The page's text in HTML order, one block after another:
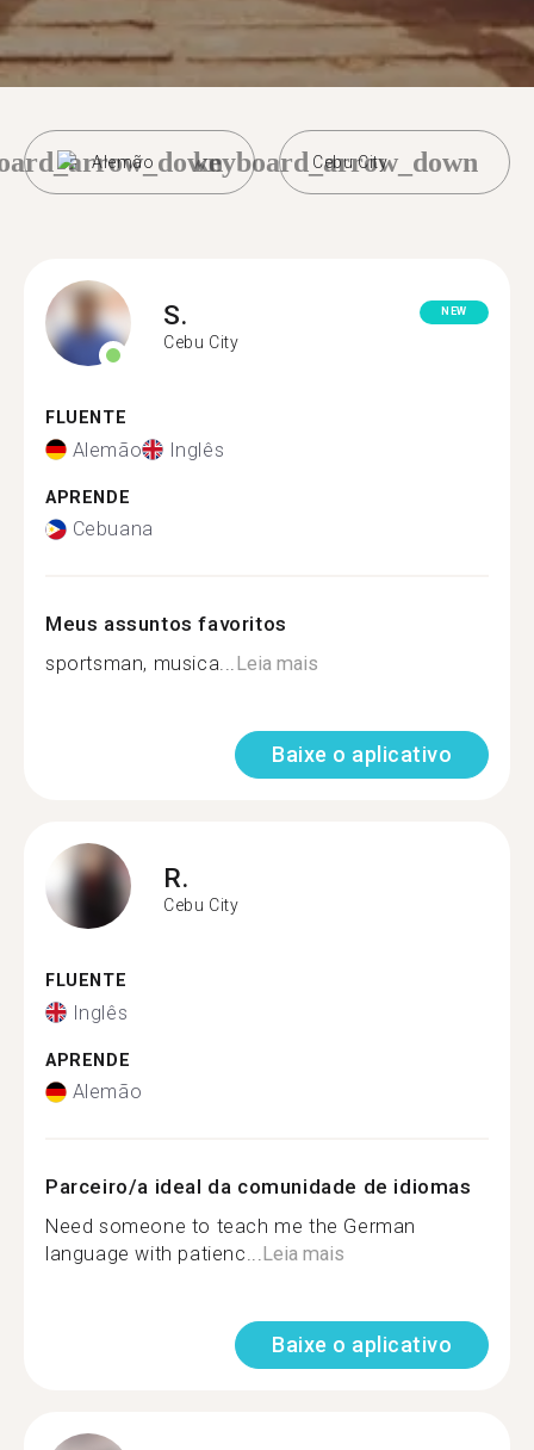
Alemão Cebu City
keyboard_arrow_down
S.
Cebu City
NEW
FLUENTE
Alemão Inglês
APRENDE
Cebuana
Meus assuntos favoritos
sportsman, musica...Leia mais
Baixe o aplicativo
R.
Cebu City
FLUENTE
Inglês
APRENDE
Alemão
Parceiro/a ideal da comunidade de idiomas
Need someone to teach me the German
language with patienc...Leia mais
Baixe o aplicativo